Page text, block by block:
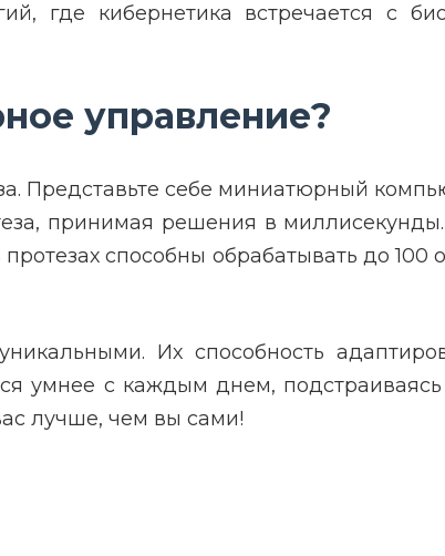
где кибернетика встречается с
управление?
Представьте себе миниатюрный
принимая решения в
способны обрабатывать до 100
Их способность
умнее с каждым днем,
лучше, чем вы сами!